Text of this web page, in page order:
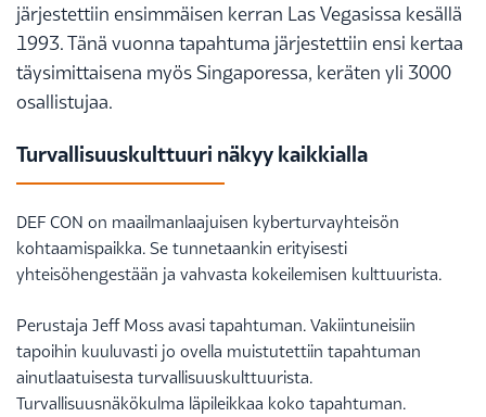
järjestettiin ensimmäisen kerran Las Vegasissa kesällä
1993. Tänä vuonna tapahtuma järjestettiin ensi kertaa
täysimittaisena myös Singaporessa, keräten yli 3000
osallistujaa.
Turvallisuuskulttuuri näkyy kaikkialla
DEF CON on maailmanlaajuisen kyberturvayhteisön
kohtaamispaikka. Se tunnetaankin erityisesti
yhteisöhengestään ja vahvasta kokeilemisen kulttuurista.
Perustaja Jeff Moss avasi tapahtuman. Vakiintuneisiin
tapoihin kuuluvasti jo ovella muistutettiin tapahtuman
ainutlaatuisesta turvallisuuskulttuurista.
Turvallisuusnäkökulma läpileikkaa koko tapahtuman.